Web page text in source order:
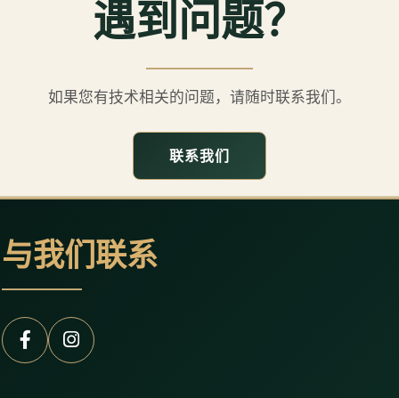
遇到问题？
如果您有技术相关的问题，请随时联系我们。
联系我们
与我们联系